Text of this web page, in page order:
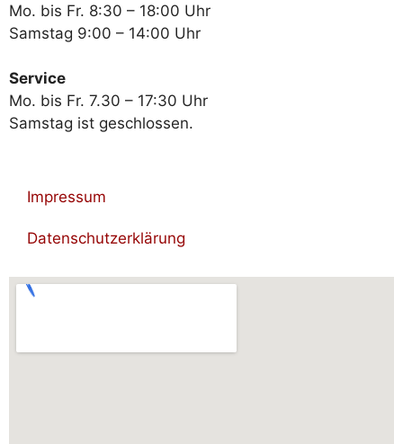
Mo. bis Fr. 8:30 – 18:00 Uhr
Samstag 9:00 – 14:00 Uhr
Service
Mo. bis Fr. 7.30 – 17:30 Uhr
Samstag ist geschlossen.
Impressum
Datenschutzerklärung